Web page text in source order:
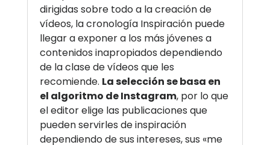
dirigidas sobre todo a la creación de
vídeos, la cronología Inspiración puede
llegar a exponer a los más jóvenes a
contenidos inapropiados dependiendo
de la clase de vídeos que les
recomiende. La selección se basa en
el algoritmo de Instagram, por lo que
el editor elige las publicaciones que
pueden servirles de inspiración
dependiendo de sus intereses, sus «me